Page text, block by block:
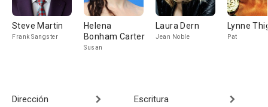
Steve Martin
Frank Sangster
Helena
Bonham Carter
Susan
Laura Dern
Jean Noble
Lynne
Pat
Dirección Escritura